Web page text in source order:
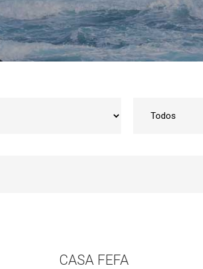
CASA FEFA